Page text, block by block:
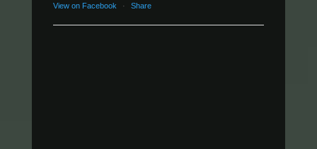
View on Facebook · Share